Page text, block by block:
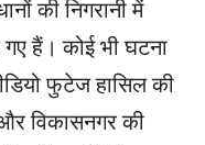
की निगरानी में
हैं। कोई भी घटना
फुटेज हासिल की
विकासनगर की